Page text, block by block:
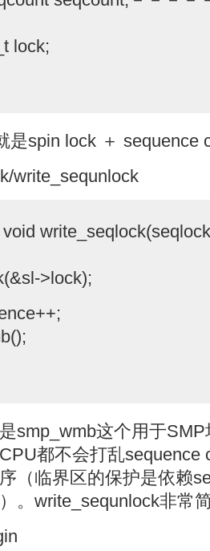
lock;
是spin lock ＋ sequence
write_sequnlock
>lock);
smp_wmb这个用于
都不会打乱sequence
（临界区的保护是依赖
。write_sequnlock非常